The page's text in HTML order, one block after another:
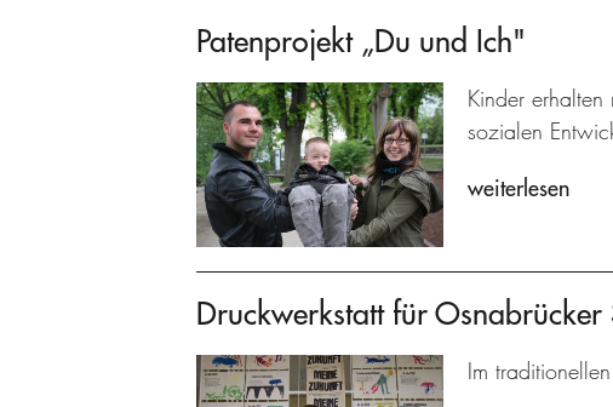
Patenprojekt „Du und Ich"
Kinder
sozialen
weiterlesen
Druckwerkstatt für Osnabrücker
Im